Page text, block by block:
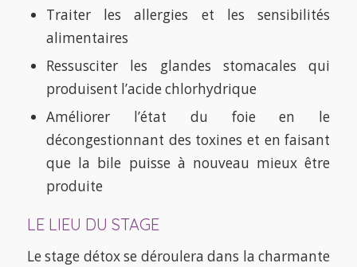
Traiter les allergies et les sensibilités
alimentaires
Ressusciter les glandes stomacales qui
produisent l’acide chlorhydrique
Améliorer l’état du foie en le
décongestionnant des toxines et en faisant
que la bile puisse à nouveau mieux être
produite
LE LIEU DU STAGE
Le stage détox se déroulera dans la charmante